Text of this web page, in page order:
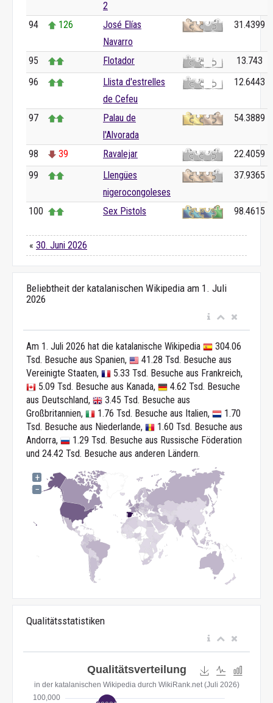
2
94
126
José Elías
Navarro
31.4399
95 Flotador
13.743
96
Llista d'estrelles
de Cefeu
12.6443
97
Palau de
l'Alvorada
54.3889
98 39 Ravalejar
22.4059
99
Llengües
nigerocongoleses
37.9365
100 Sex Pistols 98.4615
« 30. Juni 2026
Beliebtheit der katalanischen Wikipedia am 1. Juli
2026
Am 1. Juli 2026 hat die katalanische Wikipedia
304.06
Tsd. Besuche aus Spanien,
41.28 Tsd. Besuche aus
Vereinigte Staaten,
5.33 Tsd. Besuche aus Frankreich,
5.09 Tsd. Besuche aus Kanada,
4.62 Tsd. Besuche
aus Deutschland,
3.45 Tsd. Besuche aus
Großbritannien,
1.76 Tsd. Besuche aus Italien,
1.70
Tsd. Besuche aus Niederlande,
1.60 Tsd. Besuche aus
Andorra,
1.29 Tsd. Besuche aus Russische Föderation
und 24.42 Tsd. Besuche aus anderen Ländern.
+
−
Qualitätsstatistiken